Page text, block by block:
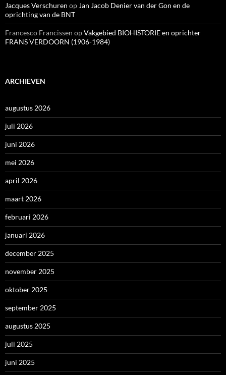
Jacques Verschuren op Jan Jacob Denier van der Gon en de
oprichting van de BNT
Francesco Francissen opVakgebied BIOHISTORIE en oprichter
FRANS VERDOORN (1906-1984)
ARCHIEVEN
augustus 2026
juli 2026
juni 2026
mei 2026
april 2026
maart 2026
februari 2026
januari 2026
december 2025
november 2025
oktober 2025
september 2025
augustus 2025
juli 2025
juni 2025